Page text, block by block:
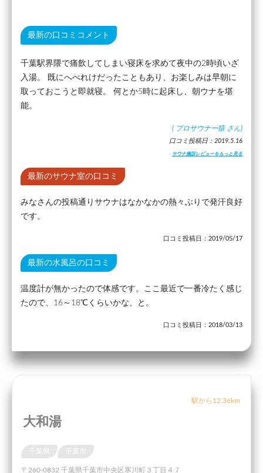
最新の口コミコメント
千葉駅界隈で痛飲してしまい寝床を求めて夜中の2時頃いざ
入湯。 既にへべれけだったこともあり、お楽しみは早朝に
取っておこうと即就寝。 何とか5時に起床し、朝ウナを堪
能。
( プロサウナー猿 さん)
口コミ投稿日：2019.5.16
サウナ施設レビューをもっと見る
最新のサウナ室の口コミ
みなさんの投稿通りサウナはなかなかの熱々ぶりで発汗良好
です。
口コミ投稿日：2019/05/17
最新の水風呂の口コミ
温度計が無かったので体感です。ここ最近で一番冷たく感じ
たので、16～18℃くらいかな、と。
口コミ投稿日：2018/03/13
駅から12.36km
大和湯
千葉県 千葉市
〒260-0832 千葉県千葉市中央区寒川町３丁目４７